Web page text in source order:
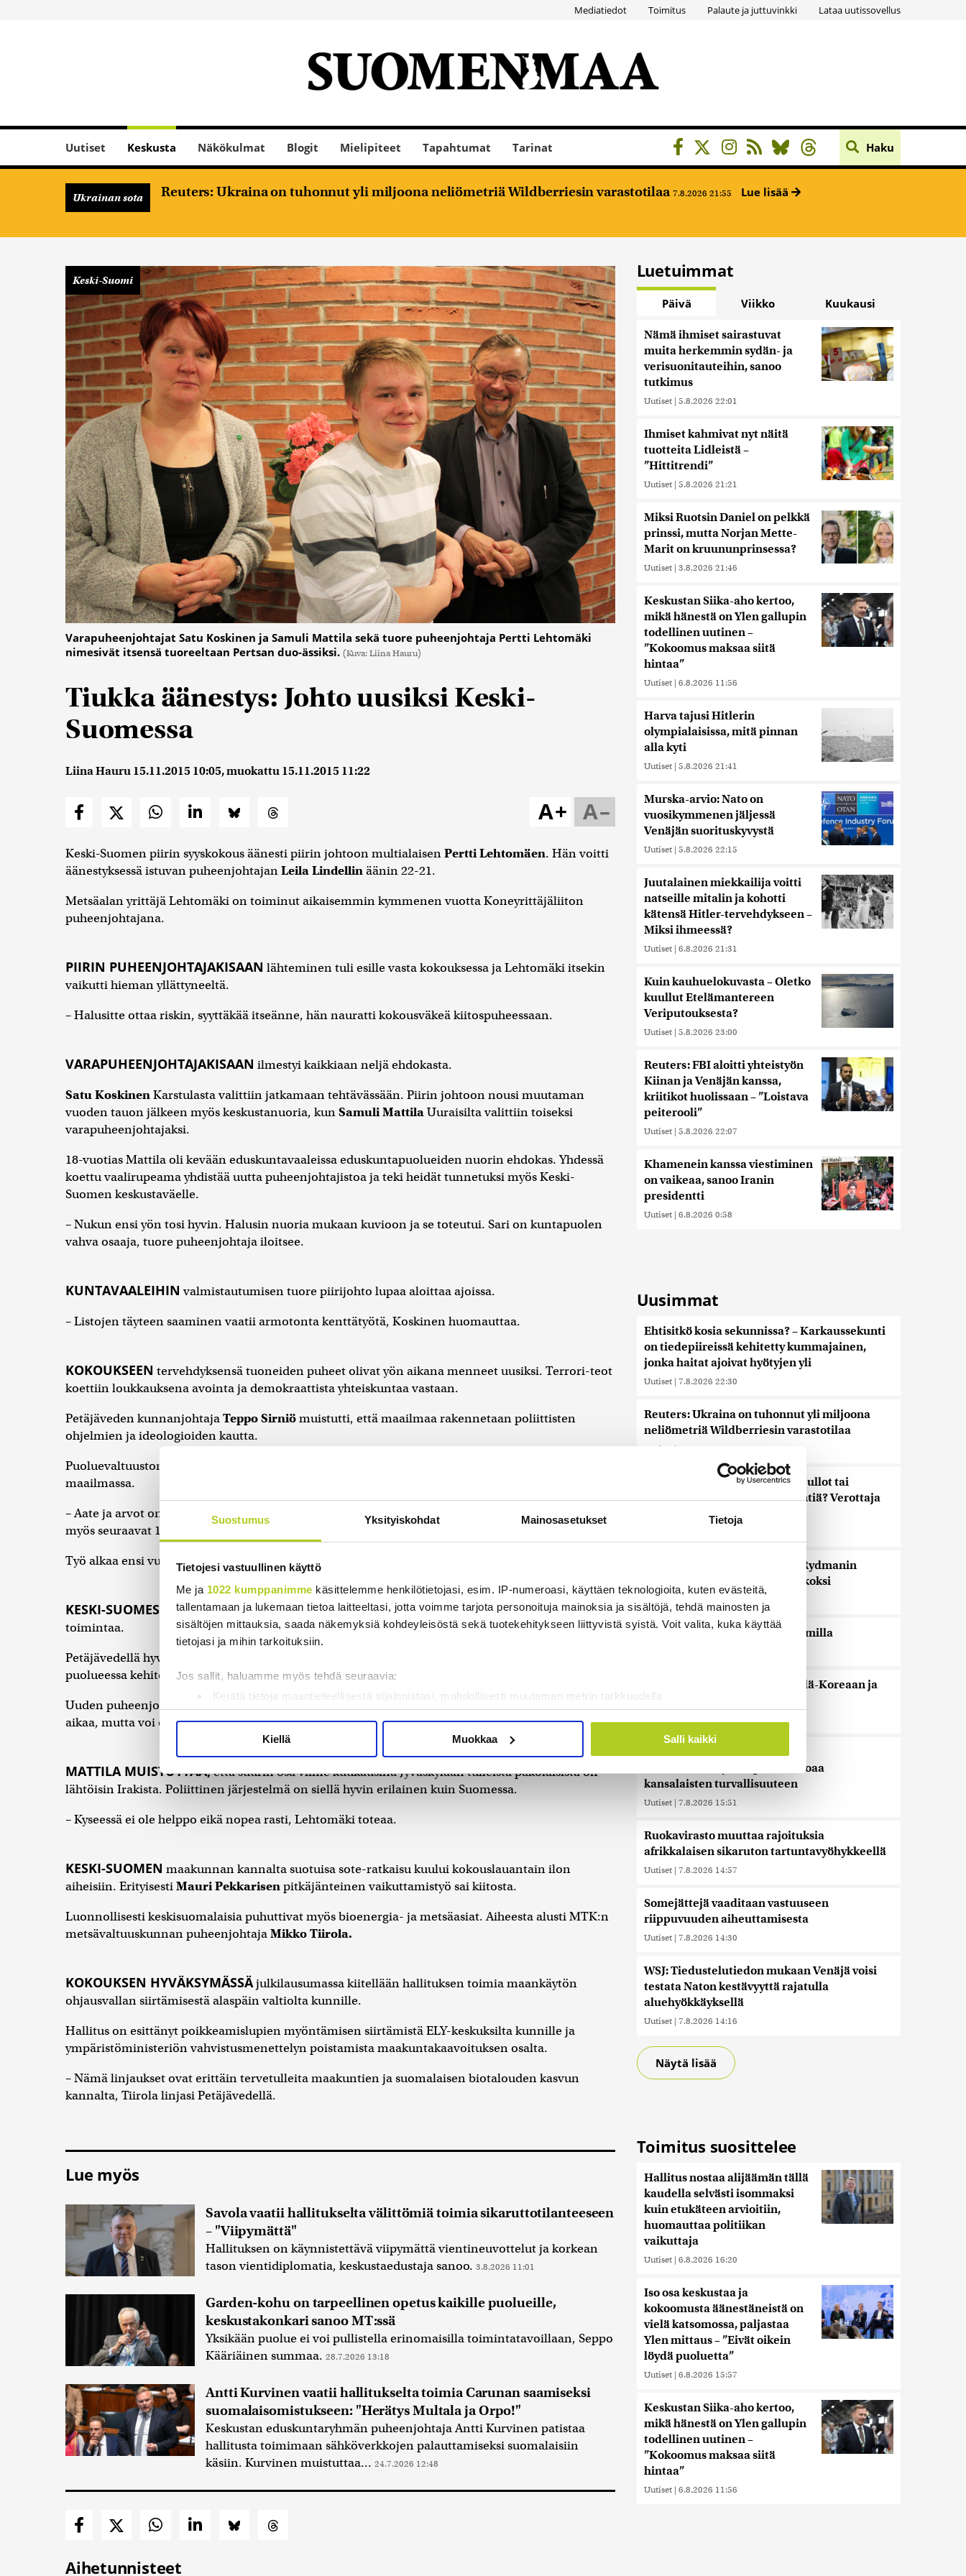
Suostumus Yksityiskohdat Mainosasetukset Tietoja
Tietojesi vastuullinen käyttö
Me ja 1022 kumppanimme käsittelemme henkilötietojasi, esim. IP-numeroasi, käyttäen teknologioita, kuten evästeitä,
tallentamaan ja lukemaan tietoa laitteeltasi, jotta voimme tarjota personoituja mainoksia ja sisältöjä, tehdä mainosten ja
sisältöjen mittauksia, saada näkemyksiä kohdeyleisöstä sekä tuotekehitykseen liittyvistä syistä. Voit valita, kuka käyttää
tietojasi ja mihin tarkoituksiin.
Jos sallit, haluamme myös tehdä seuraavia:
Kerätä tietoja maantieteellisestä sijainnistasi, mahdollisesti muutaman metrin tarkkuudella
Tunnistaa laitteesi skannaamalla sen ominaispiirteitä aktiivisesti (sormenjäljen muodostaminen)
Lue lisää siitä, miten henkilötietojasi käsitellään ja miten voit määrittää asetuksesi
. Voit muuttaa
Käytämme evästeitä tarjoamamme sisällön ja mainosten räätälöimiseen, sosiaalisen median ominaisuuksien tukemiseen
ja kävijämäärämme analysoimiseen. Lisäksi jaamme sosiaalisen median, mainosalan ja analytiikka-alan
kumppaneillemme tietoja siitä, miten käytät sivustoamme. Kumppanimme voivat yhdistää näitä tietoja muihin tietoihin, joita
olet antanut heille tai joita on kerätty, kun olet käyttänyt heidän palvelujaan. Tietoja saatetaan myös siirtää ulkomaille.
Kiellä Muokkaa Salli kaikki
Mediatiedot Toimitus Palaute ja juttuvinkki Lataa uutissovellus
Uutiset Keskusta Näkökulmat Blogit Mielipiteet Tapahtumat Tarinat Haku
Ukrainan sota Reuters: Ukraina on tuhonnut yli miljoona neliömetriä Wildberriesin varastotilaa 7.8.2026 21:55 Lue lisää
Keski-Suomi
Varapuheenjohtajat Satu Koskinen ja Samuli Mattila sekä tuore puheenjohtaja Pertti Lehtomäki
nimesivät itsensä tuoreeltaan Pertsan duo-ässiksi. (Kuva: Liina Hauru)
Tiukka äänestys: Johto uusiksi Keski-
Suomessa
Liina Hauru 15.11.2015 10:05, muokattu 15.11.2015 11:22
A–
A+
Keski-Suomen piirin syyskokous äänesti piirin johtoon multialaisenPertti Lehtomäen. Hän voitti
äänestyksessä istuvan puheenjohtajanLeila Lindellinäänin 22-21.
Metsäalan yrittäjä Lehtomäki on toiminut aikaisemmin kymmenen vuotta Koneyrittäjäliiton
puheenjohtajana.
PIIRIN PUHEENJOHTAJAKISAAN lähteminen tuli esille vasta kokouksessa ja Lehtomäki itsekin
vaikutti hieman yllättyneeltä.
– Halusitte ottaa riskin, syyttäkää itseänne, hän nauratti kokousväkeä kiitospuheessaan.
VARAPUHEENJOHTAJAKISAAN ilmestyi kaikkiaan neljä ehdokasta.
Satu KoskinenKarstulasta valittiin jatkamaan tehtävässään. Piirin johtoon nousi muutaman
vuoden tauon jälkeen myös keskustanuoria, kunSamuli MattilaUuraisilta valittiin toiseksi
varapuheenjohtajaksi.
18-vuotias Mattila oli kevään eduskuntavaaleissa eduskuntapuolueiden nuorin ehdokas. Yhdessä
koettu vaalirupeama yhdistää uutta puheenjohtajistoa ja teki heidät tunnetuksi myös Keski-
Suomen keskustaväelle.
– Nukun ensi yön tosi hyvin. Halusin nuoria mukaan kuvioon ja se toteutui. Sari on kuntapuolen
vahva osaaja, tuore puheenjohtaja iloitsee.
KUNTAVAALEIHIN valmistautumisen tuore piirijohto lupaa aloittaa ajoissa.
– Listojen täyteen saaminen vaatii armotonta kenttätyötä, Koskinen huomauttaa.
KOKOUKSEEN tervehdyksensä tuoneiden puheet olivat yön aikana menneet uusiksi. Terrori-teot
koettiin loukkauksena avointa ja demokraattista yhteiskuntaa vastaan.
Petäjäveden kunnanjohtajaTeppo Sirniömuistutti, että maailmaa rakennetaan poliittisten
ohjelmien ja ideologioiden kautta.
Puoluevaltuuston puheenjohtaja
maailmassa.
– Aate ja arvot on päivitettävä 2020-luvulle. Ministerit vaihtuvat, mutta puolueen on pysyttävä
myös seuraavat 100 vuotta, Ovaska sanoi viitaten keskustan periaateohjelman uudistamiseen.
Työ alkaa ensi vuonna ja siihen halutaan mukaan mahdollisimman moni keskustalainen.
KESKI-SUOMESSA
myös maahanmuuttajat ja pakolaiset halutaan ottaa osaksi normaalia piirin
toimintaa.
Petäjävedellä hyväksytyssä toimintasuunnitelmassa Jyväskylää tarjotaan pilottikaupungiksi
puolueessa kehiteltäville toimintamalleille.
Uuden puheenjohtajiston mielestä maahanmuuttajien ja pakolaisten mukaan ottaminen vaatii
aikaa, mutta voi olla tärkeä osa kotouttamista.
MATTILA MUISTUTTAA,että suurin osa viime kuukausina Jyväskylään tulleista pakolaisista on
lähtöisin Irakista. Poliittinen järjestelmä on siellä hyvin erilainen kuin Suomessa.
– Kyseessä ei ole helppo eikä nopea rasti, Lehtomäki toteaa.
KESKI-SUOMEN maakunnan kannalta suotuisa sote-ratkaisu kuului kokouslauantain ilon
aiheisiin. ErityisestiMauri Pekkarisenpitkäjänteinen vaikuttamistyö sai kiitosta.
Luonnollisesti keskisuomalaisia puhuttivat myös bioenergia- ja metsäasiat. Aiheesta alusti MTK:n
metsävaltuuskunnan puheenjohtajaMikko Tiirola.
KOKOUKSEN HYVÄKSYMÄSSÄjulkilausumassa kiitellään hallituksen toimia maankäytön
ohjausvallan siirtämisestä alaspäin valtiolta kunnille.
Hallitus on esittänyt poikkeamislupien myöntämisen siirtämistä ELY-keskuksilta kunnille ja
ympäristöministeriön vahvistusmenettelyn poistamista maakuntakaavoituksen osalta.
– Nämä linjaukset ovat erittäin tervetulleita maakuntien ja suomalaisen biotalouden kasvun
kannalta, Tiirola linjasi Petäjävedellä.
Lue myös
Savola vaatii hallitukselta välittömiä toimia sikaruttotilanteeseen
– "Viipymättä"
Hallituksen on käynnistettävä viipymättä vientineuvottelut ja korkean
tason vientidiplomatia, keskustaedustaja sanoo. 3.8.2026 11:01
Garden-kohu on tarpeellinen opetus kaikille puolueille,
keskustakonkari sanoo MT:ssä
Yksikään puolue ei voi pullistella erinomaisilla toimintatavoillaan, Seppo
Kääriäinen summaa. 28.7.2026 13:18
Antti Kurvinen vaatii hallitukselta toimia Carunan saamiseksi
suomalaisomistukseen: "Herätys Multala ja Orpo!"
Keskustan eduskuntaryhmän puheenjohtaja Antti Kurvinen patistaa
hallitusta toimimaan sähköverkkojen palauttamiseksi suomalaisiin
käsiin. Kurvinen muistuttaa... 24.7.2026 12:48
Aihetunnisteet
Luetuimmat
Päivä Viikko Kuukausi
Nämä ihmiset sairastuvat
muita herkemmin sydän- ja
verisuonitauteihin, sanoo
tutkimus
Uutiset | 5.8.2026 22:01
Ihmiset kahmivat nyt näitä
tuotteita Lidleistä –
”Hittitrendi”
Uutiset | 5.8.2026 21:21
Miksi Ruotsin Daniel on pelkkä
prinssi, mutta Norjan Mette-
Marit on kruununprinsessa?
Uutiset | 3.8.2026 21:46
Keskustan Siika-aho kertoo,
mikä hänestä on Ylen gallupin
todellinen uutinen –
”Kokoomus maksaa siitä
hintaa”
Uutiset | 6.8.2026 11:56
Harva tajusi Hitlerin
olympialaisissa, mitä pinnan
alla kyti
Uutiset | 5.8.2026 21:41
Murska-arvio: Nato on
vuosikymmenen jäljessä
Venäjän suorituskyvystä
Uutiset | 5.8.2026 22:15
Juutalainen miekkailija voitti
natseille mitalin ja kohotti
kätensä Hitler-tervehdykseen –
Miksi ihmeessä?
Uutiset | 6.8.2026 21:31
Kuin kauhuelokuvasta – Oletko
kuullut Etelämantereen
Veriputouksesta?
Uutiset | 5.8.2026 23:00
Reuters: FBI aloitti yhteistyön
Kiinan ja Venäjän kanssa,
kriitikot huolissaan – ”Loistava
peiterooli”
Uutiset | 5.8.2026 22:07
Khamenein kanssa viestiminen
on vaikeaa, sanoo Iranin
presidentti
Uutiset | 6.8.2026 0:58
Uusimmat
Ehtisitkö kosia sekunnissa? – Karkaussekunti
on tiedepiireissä kehitetty kummajainen,
jonka haitat ajoivat hyötyjen yli
Uutiset | 7.8.2026 22:30
Reuters: Ukraina on tuhonnut yli miljoona
neliömetriä Wildberriesin varastotilaa
Uutiset |
Palautitko puistosta löydetyt pullot tai
pakastitko marjat ennen myyntiä? Verottaja
vaatii osansa
Timo Laaninen julistaa Wille Rydmanin
Suomen taitavimmaksi poliitikoksi
Espanja uhkaa Italiaa vastatoimilla
Sianlihaa voi jälleen viedä Etelä-Koreaan ja
Uuteen-Seelantiin
Järjestöt vastustavat karhun
kiintiömetsästystä – poliisi vetoaa
kansalaisten turvallisuuteen
Uutiset | 7.8.2026 15:51
Ruokavirasto muuttaa rajoituksia
afrikkalaisen sikaruton tartuntavyöhykkeellä
Uutiset | 7.8.2026 14:57
Somejättejä vaaditaan vastuuseen
riippuvuuden aiheuttamisesta
Uutiset | 7.8.2026 14:30
WSJ: Tiedustelutiedon mukaan Venäjä voisi
testata Naton kestävyyttä rajatulla
aluehyökkäyksellä
Uutiset | 7.8.2026 14:16
Näytä lisää
Toimitus suosittelee
Hallitus nostaa alijäämän tällä
kaudella selvästi isommaksi
kuin etukäteen arvioitiin,
huomauttaa politiikan
vaikuttaja
Uutiset | 6.8.2026 16:20
Iso osa keskustaa ja
kokoomusta äänestäneistä on
vielä katsomossa, paljastaa
Ylen mittaus – ”Eivät oikein
löydä puoluetta”
Uutiset | 6.8.2026 15:57
Keskustan Siika-aho kertoo,
mikä hänestä on Ylen gallupin
todellinen uutinen –
”Kokoomus maksaa siitä
hintaa”
Uutiset | 6.8.2026 11:56